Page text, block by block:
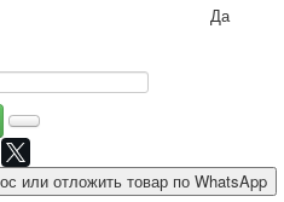
карточных колод
открыток
Да
или отложить товар по WhatsApp